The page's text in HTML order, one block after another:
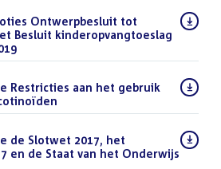
Ontwerpbesluit tot
Besluit kinderopvangtoeslag
()
Restricties aan het gebruik
de Slotwet 2017, het
en de Staat van het Onderwijs